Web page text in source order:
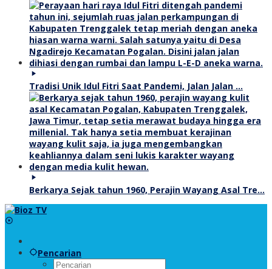
Tradisi Unik Idul Fitri Saat Pandemi, Jalan Jalan …
Berkarya Sejak tahun 1960, Perajin Wayang Asal Tre…
Pencarian